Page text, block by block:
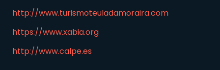
http://www.turismoteuladamoraira.com
https://www.xabia.org
http://www.calpe.es